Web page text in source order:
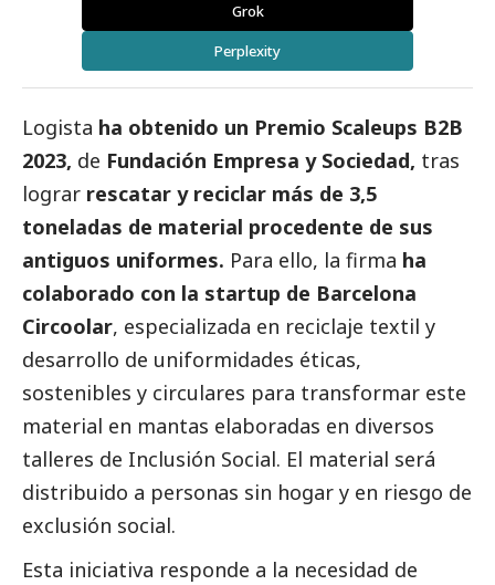
Grok
Perplexity
Logista ha obtenido un Premio Scaleups B2B
2023, de Fundación Empresa y Sociedad, tras
lograr rescatar y reciclar más de 3,5
toneladas de material procedente de sus
antiguos uniformes. Para ello, la firma ha
colaborado con la startup de Barcelona
Circoolar, especializada en reciclaje textil y
desarrollo de uniformidades éticas,
sostenibles y circulares para transformar este
material en mantas elaboradas en diversos
talleres de Inclusión Social. El material será
distribuido a personas sin hogar y en riesgo de
exclusión social.
Esta iniciativa responde a la necesidad de